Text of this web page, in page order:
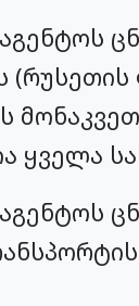
ყველა